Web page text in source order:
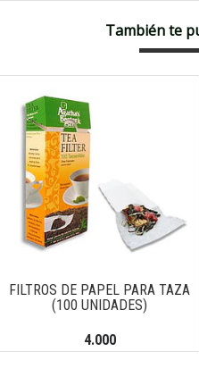
También te
FILTROS DE PAPEL PARA TAZA
(100 UNIDADES)
4.000